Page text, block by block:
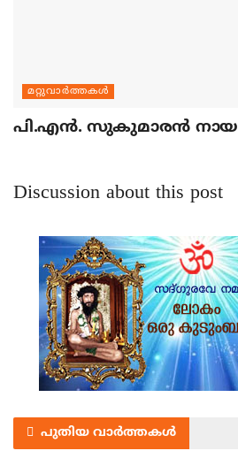
മറ്റുവാര്‍ത്തകള്‍
പി.എന്‍. സുകുമാരന്‍ നായര്‍
Discussion about this post
പുതിയ വാർത്തകൾ